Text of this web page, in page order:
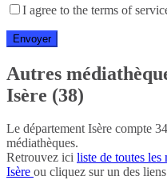
I agree to the terms of
Autres
Isère (38)
Le département Isère compte
médiathèques.
Retrouvez ici liste de toutes les
Isère ou cliquez sur un des